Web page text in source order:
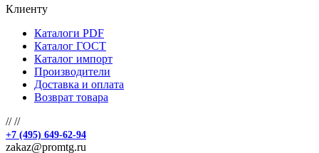
Клиенту
Каталоги PDF
Каталог ГОСТ
Каталог импорт
Производители
Доставка и оплата
Возврат товара
////
+7 (495) 649-62-94
zakaz@promtg.ru